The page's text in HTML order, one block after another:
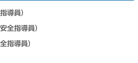
導員）
全指導員）
交通安全指導員）